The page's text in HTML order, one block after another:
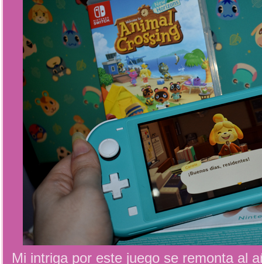
Mi intriga por este juego se remonta al